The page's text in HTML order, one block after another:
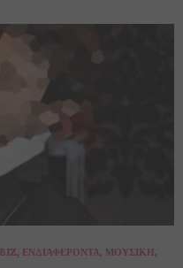
, ΕΝΔΙΑΦΈΡΟΝΤΑ, ΜΟΥΣΙΚΉ,